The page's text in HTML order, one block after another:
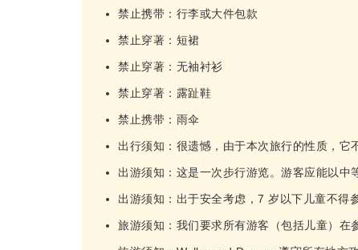
禁止携带：行李或大件包款
禁止穿著：短裙
禁止穿著：无袖衬衫
禁止穿著：露趾鞋
禁止携带：雨伞
出行须知：很遗憾，由于本次旅行的性质，它
出游须知：这是一次步行游览。游客应能以中
出游须知：出于安全考虑，7 岁以下儿童不得
旅游须知：我们要求所有游客（包括儿童）在